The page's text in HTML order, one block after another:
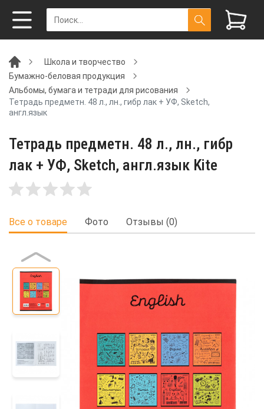
Школа и творчество
Бумажно-беловая продукция
Альбомы, бумага и тетради для рисования
Тетрадь предметн. 48 л., лн., гибр лак + УФ, Sketch,
англ.язык
Тетрадь предметн. 48 л., лн., гибр
лак + УФ, Sketch, англ.язык Kite
Все о товаре Фото Отзывы (0)